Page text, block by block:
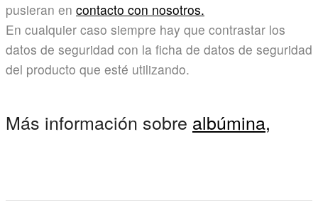
pusieran en contacto con nosotros.
En cualquier caso siempre hay que contrastar los
datos de seguridad con la ficha de datos de seguridad
del producto que esté utilizando.
Más información sobre albúmina,